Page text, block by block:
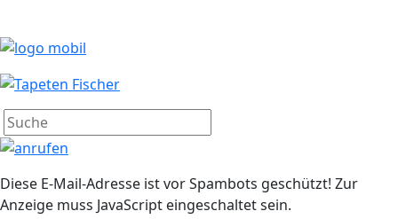
Diese E-Mail-Adresse ist vor Spambots geschützt! Zur
Anzeige muss JavaScript eingeschaltet sein.